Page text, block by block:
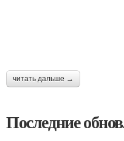
читать дальше →
Последние